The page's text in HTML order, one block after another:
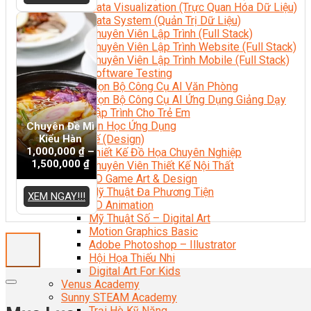
Data Visualization (Trực Quan Hóa Dữ Liệu)
Data System (Quản Trị Dữ Liệu)
Chuyên Viên Lập Trình (Full Stack)
Chuyên Viên Lập Trình Website (Full Stack)
Chuyên Viên Lập Trình Mobile (Full Stack)
Software Testing
Trọn Bộ Công Cụ AI Văn Phòng
Trọn Bộ Công Cụ AI Ứng Dụng Giảng Dạy
Lập Trình Cho Trẻ Em
Tin Học Ứng Dụng
Thiết Kế (Design)
Thiết Kế Đồ Họa Chuyên Nghiệp
Chuyên Viên Thiết Kế Nội Thất
3D Game Art & Design
Mỹ Thuật Đa Phương Tiện
3D Animation
Mỹ Thuật Số – Digital Art
Motion Graphics Basic
Adobe Photoshop – Illustrator
Hội Họa Thiếu Nhi
Digital Art For Kids
Venus Academy
Sunny STEAM Academy
Chuyên Đề Mì
Kiểu Hàn
1,000,000₫–
1,500,000 ₫
XEM NGAY!!!